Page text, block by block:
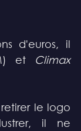
d'euros, il
et
Climax
le logo
il ne